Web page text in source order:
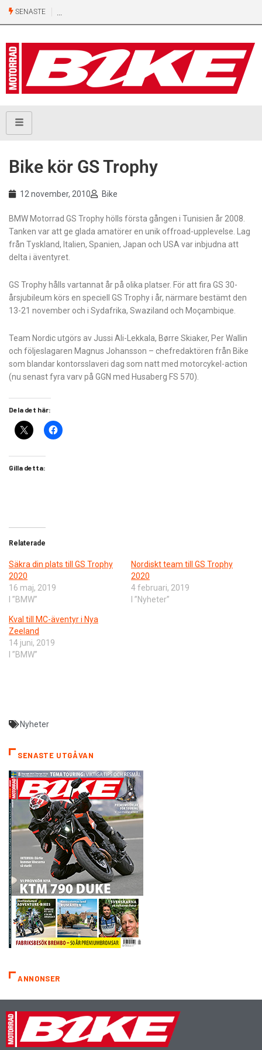
SENASTE
Bike kör GS Trophy
12 november, 2010 Bike
BMW Motorrad GS Trophy hölls första gången i Tunisien år 2008.
Tanken var att ge glada amatörer en unik offroad-upplevelse. Lag
från Tyskland, Italien, Spanien, Japan och USA var inbjudna att
delta i äventyret.
GS Trophy hålls vartannat år på olika platser. För att fira GS 30-
årsjubileum körs en speciell GS Trophy i år, närmare bestämt den
13-21 november och i Sydafrika, Swaziland och Moçambique.
Team Nordic utgörs av Jussi Ali-Lekkala, Børre Skiaker, Per Wallin
och följeslagaren Magnus Johansson – chefredaktören från Bike
som blandar kontorsslaveri dag som natt med motorcykel-action
(nu senast fyra varv på GGN med Husaberg FS 570).
Dela det här:
Gilla detta:
Relaterade
Säkra din plats till GS Trophy
2020
16 maj, 2019
I ”BMW”
Nordiskt team till GS Trophy
2020
4 februari, 2019
I ”Nyheter”
Kval till MC-äventyr i Nya
Zeeland
14 juni, 2019
I ”BMW”
Nyheter
SENASTE UTGÅVAN
ANNONSER